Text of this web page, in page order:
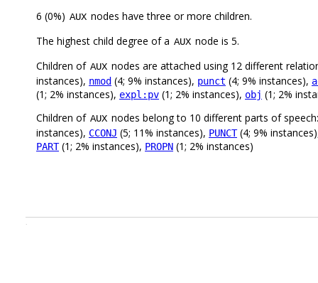
6 (0%) AUX nodes have three or more children.
The highest child degree of a AUX node is 5.
Children of AUX nodes are attached using 12 different
instances), nmod (4; 9% instances), punct (4; 9% instances),
(1; 2% instances), expl:pv (1; 2% instances), obj (1; 2%
Children of AUX nodes belong to 10 different parts of
instances), CCONJ (5; 11% instances), PUNCT(4; 9%
PART(1; 2% instances), PROPN (1; 2% instances)
.